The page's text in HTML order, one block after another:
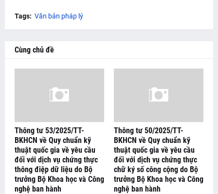
Tags: Văn bản pháp lý
Cùng chủ đề
Thông tư 53/2025/TT-
BKHCN về Quy chuẩn kỹ
thuật quốc gia về yêu cầu
đối với dịch vụ chứng thực
thông điệp dữ liệu do Bộ
trưởng Bộ Khoa học và Công
nghệ ban hành
Thông tư 50/2025/TT-
BKHCN về Quy chuẩn kỹ
thuật quốc gia về yêu cầu
đối với dịch vụ chứng thực
chữ ký số công cộng do Bộ
trưởng Bộ Khoa học và Công
nghệ ban hành